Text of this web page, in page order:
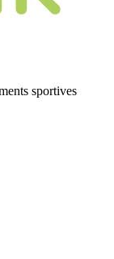
sportives